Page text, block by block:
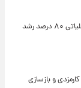
تغییر مثبت در عملکرد مالی بانک صادرات ایران/ درآمد عملیاتی ۸۰ درصد رشد
و بازسازی